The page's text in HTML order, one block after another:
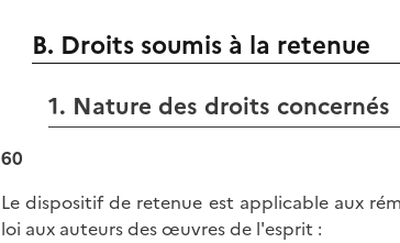
B. Droits soumis à la retenue
1. Nature des droits concernés
60
Le dispositif de retenue est applicable aux
loi aux auteurs des œuvres de l'esprit :